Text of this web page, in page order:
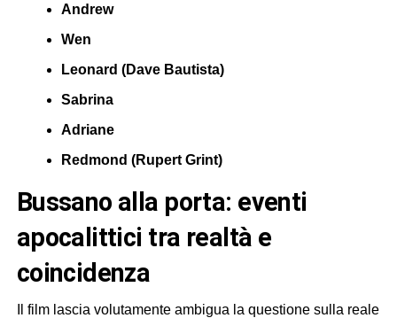
Andrew
Wen
Leonard (Dave Bautista)
Sabrina
Adriane
Redmond (Rupert Grint)
bussano alla porta: eventi
apocalittici tra realtà e
coincidenza
Il film lascia volutamente ambigua la questione sulla reale